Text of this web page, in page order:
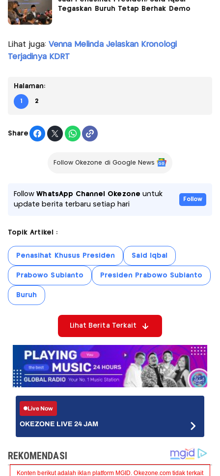
Tegaskan Buruh Tetap Berhak Demo
Lihat juga: Venna Melinda Jelaskan Kronologi
Terjadinya KDRT
Halaman:
1 2
Share
Follow Okezone di Google News
FollowWhatsApp Channel Okezone untuk
update berita terbaru setiap hari
Follow
Topik Artikel :
Penasihat Khusus Presiden Said Iqbal
Prabowo Subianto Presiden Prabowo Subianto
Buruh
Lihat Berita Terkait
Live Now
OKEZONE LIVE 24 JAM